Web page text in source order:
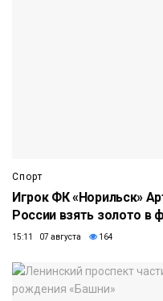
Спорт
Игрок ФК «Норильск»
России взять золото в
15:11 07 августа 164